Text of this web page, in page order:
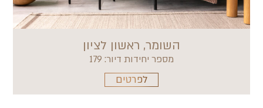
השומר, ראשון לציון
מספר יחידות דיור: 179
לפרטים